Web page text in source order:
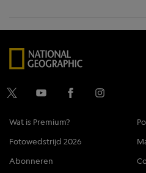
Wat is Premium?
Fotowedstrijd 2026
Abonneren